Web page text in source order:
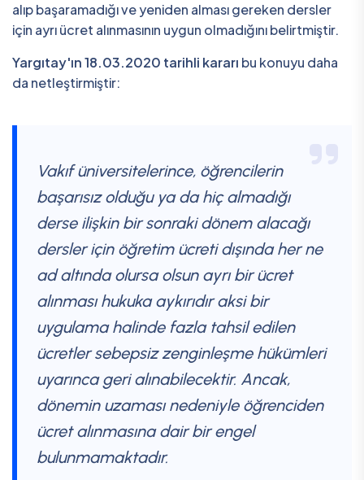
alıp başaramadığı ve yeniden alması gereken dersler
için ayrı ücret alınmasının uygun olmadığını belirtmiştir.
Yargıtay'ın 18.03.2020 tarihli kararı bu konuyu daha
da netleştirmiştir:
Vakıf üniversitelerince, öğrencilerin
başarısız olduğu ya da hiç almadığı
derse ilişkin bir sonraki dönem alacağı
dersler için öğretim ücreti dışında her ne
ad altında olursa olsun ayrı bir ücret
alınması hukuka aykırıdır aksi bir
uygulama halinde fazla tahsil edilen
ücretler sebepsiz zenginleşme hükümleri
uyarınca geri alınabilecektir. Ancak,
dönemin uzaması nedeniyle öğrenciden
ücret alınmasına dair bir engel
bulunmamaktadır.